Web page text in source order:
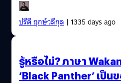
ปรีดี ฤกษ์วลีกุล| 1335 days ago
รู้หรือไม่? ภาษา
‘Black Panther’ เป็น